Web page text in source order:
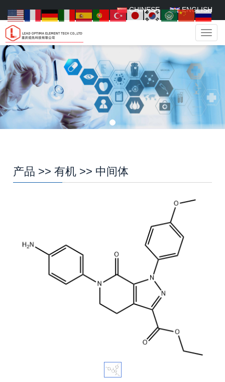
CHINESE ENGLISH
菜
单
产品 >>有机 >> 中间体